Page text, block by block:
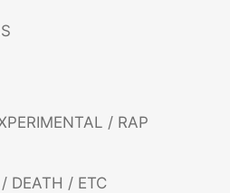
/ RAP
DEATH / ETC